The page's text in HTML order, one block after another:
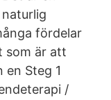
naturlig
fördelar
som är att
en Steg 1
/